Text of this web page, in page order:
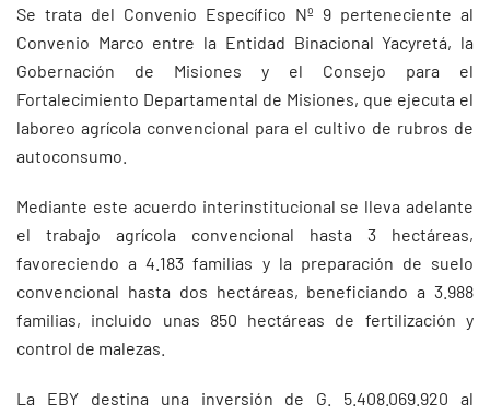
Se trata del Convenio Específico Nº 9 perteneciente al
Convenio Marco entre la Entidad Binacional Yacyretá, la
Gobernación de Misiones y el Consejo para el
Fortalecimiento Departamental de Misiones, que ejecuta el
laboreo agrícola convencional para el cultivo de rubros de
autoconsumo.
Mediante este acuerdo interinstitucional se lleva adelante
el trabajo agrícola convencional hasta 3 hectáreas,
favoreciendo a 4.183 familias y la preparación de suelo
convencional hasta dos hectáreas, beneficiando a 3.988
familias, incluido unas 850 hectáreas de fertilización y
control de malezas.
La EBY destina una inversión de G. 5.408.069.920 al